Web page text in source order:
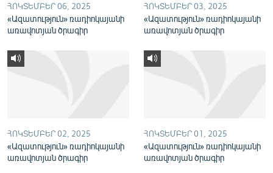
ՀԵՏԵՎԵՔ ՄԵԶ
ՀՈԿՏԵՄԲԵՐ 06, 2025
«Ազատություն» ռադիոկայանի
առավոտյան ծրագիր
ՀՈԿՏԵՄԲԵՐ 03, 2025
«Ազատություն» ռադիոկայանի
առավոտյան ծրագիր
ՀՈԿՏԵՄԲԵՐ 02, 2025
«Ազատություն» ռադիոկայանի
առավոտյան ծրագիր
ՀՈԿՏԵՄԲԵՐ 01, 2025
«Ազատություն» ռադիոկայանի
առավոտյան ծրագիր